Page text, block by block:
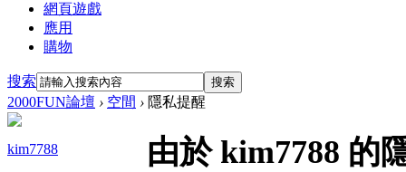
網頁遊戲
應用
購物
搜索 搜索
2000FUN論壇 › 空間 › 隱私提醒
kim7788 由於 kim7788 的